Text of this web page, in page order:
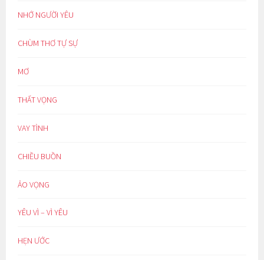
NHỚ NGƯỜI YÊU
CHÙM THƠ TỰ SỰ
MƠ
THẤT VỌNG
VAY TÌNH
CHIỀU BUỒN
ẢO VỌNG
YÊU VÌ – VÌ YÊU
HẸN ƯỚC